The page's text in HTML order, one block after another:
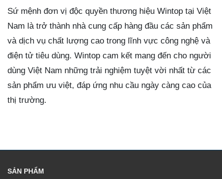
Sứ mệnh đơn vị độc quyền thương hiệu Wintop tại Việt
Nam là trở thành nhà cung cấp hàng đầu các sản phẩm
và dịch vụ chất lượng cao trong lĩnh vực công nghệ và
điện tử tiêu dùng. Wintop cam kết mang đến cho người
dùng Việt Nam những trải nghiệm tuyệt vời nhất từ các
sản phẩm ưu việt, đáp ứng nhu cầu ngày càng cao của
thị trường.
SẢN PHẨM